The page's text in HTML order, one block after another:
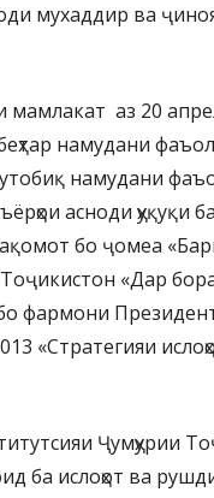
мухаддир ва
аз 20
намудани
намудани
асноди ҳуқуқи
бо ҷомеа
«Дар
фармони
«Стратегияи
Ҷумҳурии
ба ислоҳот ва